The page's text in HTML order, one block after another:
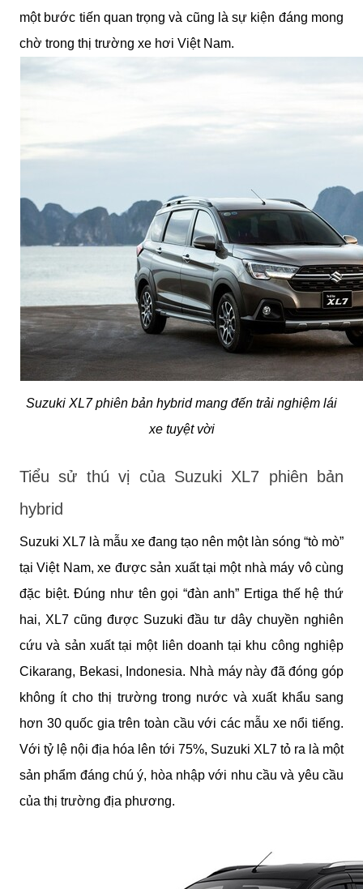
một bước tiến quan trọng và cũng là sự kiện đáng mong
chờ trong thị trường xe hơi Việt Nam.
Suzuki XL7 phiên bản hybrid mang đến trải nghiệm lái
xe tuyệt vời
Tiểu sử thú vị của Suzuki XL7 phiên bản
hybrid
Suzuki XL7 là mẫu xe đang tạo nên một làn sóng “tò mò”
tại Việt Nam, xe được sản xuất tại một nhà máy vô cùng
đặc biệt. Đúng như tên gọi “đàn anh” Ertiga thế hệ thứ
hai, XL7 cũng được Suzuki đầu tư dây chuyền nghiên
cứu và sản xuất tại một liên doanh tại khu công nghiệp
Cikarang, Bekasi, Indonesia. Nhà máy này đã đóng góp
không ít cho thị trường trong nước và xuất khẩu sang
hơn 30 quốc gia trên toàn cầu với các mẫu xe nổi tiếng.
Với tỷ lệ nội địa hóa lên tới 75%, Suzuki XL7 tỏ ra là một
sản phẩm đáng chú ý, hòa nhập với nhu cầu và yêu cầu
của thị trường địa phương.